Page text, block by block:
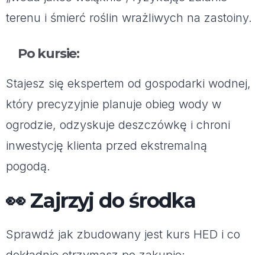
terenu i śmierć roślin wrażliwych na zastoiny.
Po kursie:
Stajesz się ekspertem od gospodarki wodnej,
który precyzyjnie planuje obieg wody w
ogrodzie, odzyskuje deszczówkę i chroni
inwestycję klienta przed ekstremalną
pogodą.
👀 Zajrzyj do środka
Sprawdź jak zbudowany jest kurs HED i co